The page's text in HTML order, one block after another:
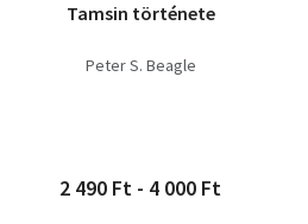
Tamsin története
Peter S. Beagle
2 490 Ft - 4 000 Ft